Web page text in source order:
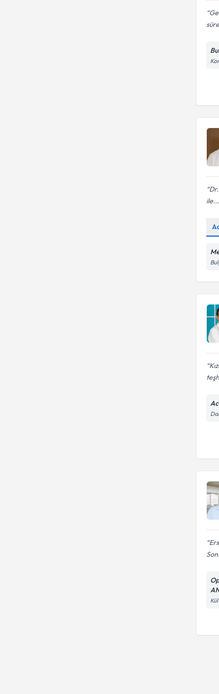
ile...